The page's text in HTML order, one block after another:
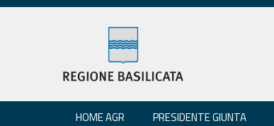
HOME AGR PRESIDENTE GIUNTA